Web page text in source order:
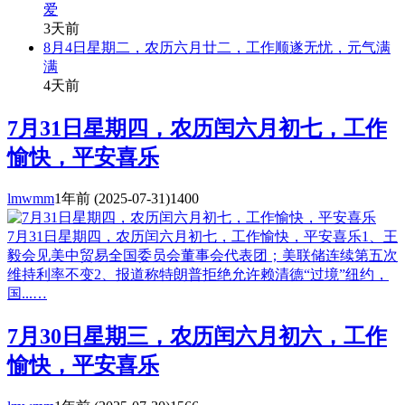
爱
3天前
8月4日星期二，农历六月廿二，工作顺遂无忧，元气满
满
4天前
7月31日星期四，农历闰六月初七，工作
愉快，平安喜乐
lmwmm1年前 (2025-07-31)1400
7月31日星期四，农历闰六月初七，工作愉快，平安喜乐1、王
毅会见美中贸易全国委员会董事会代表团；美联储连续第五次
维持利率不变2、报道称特朗普拒绝允许赖清德“过境”纽约，
国...…
7月30日星期三，农历闰六月初六，工作
愉快，平安喜乐